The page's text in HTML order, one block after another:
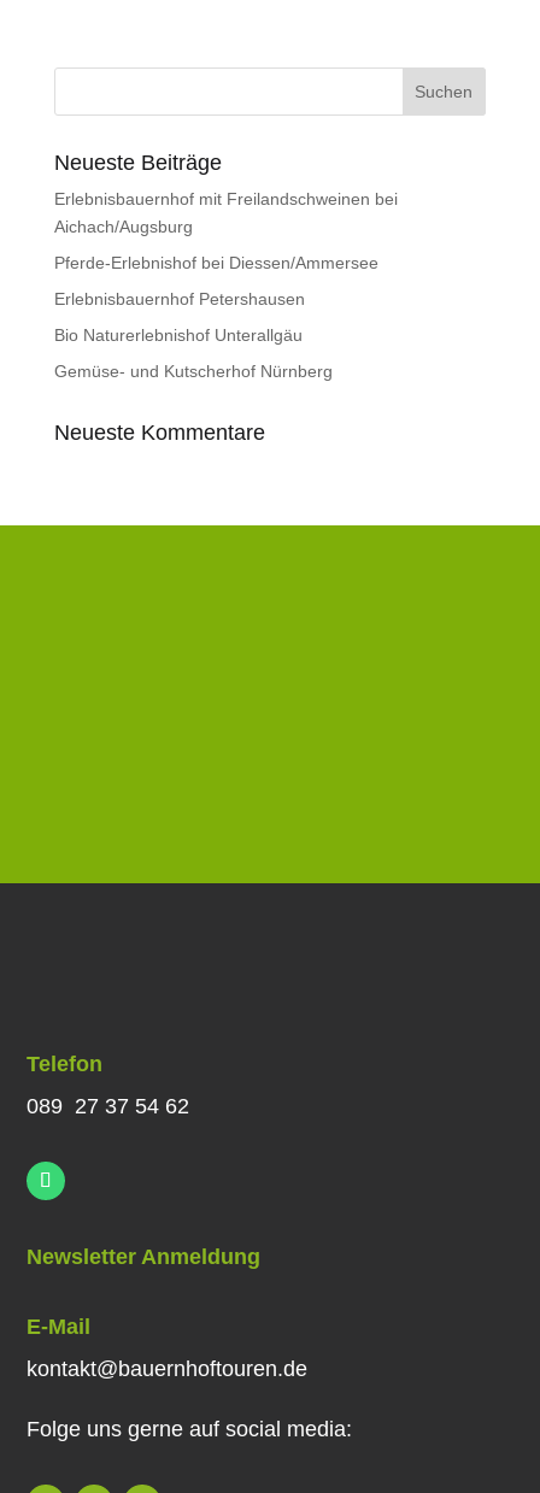
Neueste Beiträge
Erlebnisbauernhof mit Freilandschweinen bei
Aichach/Augsburg
Pferde-Erlebnishof bei Diessen/Ammersee
Erlebnisbauernhof Petershausen
Bio Naturerlebnishof Unterallgäu
Gemüse- und Kutscherhof Nürnberg
Neueste Kommentare
Telefon
089 27 37 54 62
Newsletter Anmeldung
E-Mail
kontakt@bauernhoftouren.de
Folge uns gerne auf social media: